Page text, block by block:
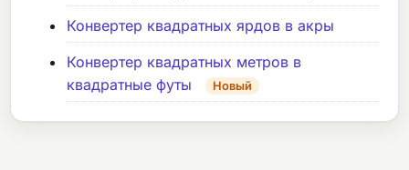
Конвертер квадратных ярдов в акры
Конвертер квадратных метров в
квадратные футы
Новый